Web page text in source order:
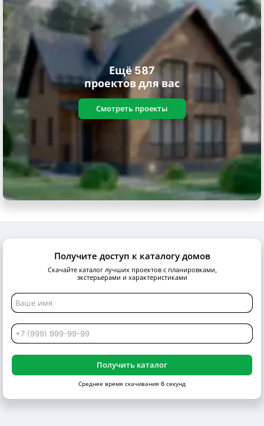
Ещё 587
проектов для вас
Смотреть проекты
Получите доступ к каталогу домов
Скачайте каталог лучших проектов с планировками,
экстерьерами и характеристиками
Получить каталог
Среднее время скачивания 6 секунд